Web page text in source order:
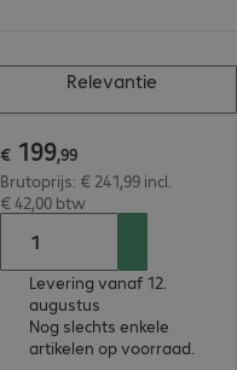
Relevantie
€ 199,99
Brutoprijs: € 241,99 incl.
€ 42,00 btw
Levering vanaf 12.
augustus
Nog slechts enkele
artikelen op voorraad.